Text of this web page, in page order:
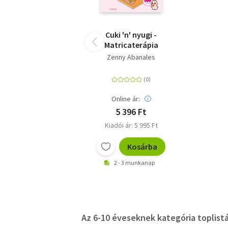
Cuki 'n' nyugi -
Matricaterápia
Zenny Abanales
Online ár:
5 396 Ft
Kiadói ár: 5 995 Ft
Kosárba
2 - 3 munkanap
Az 6-10 éveseknek kategória